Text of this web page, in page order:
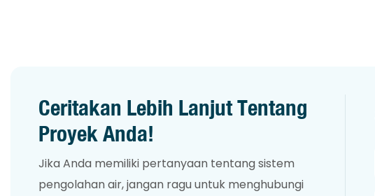
Ceritakan Lebih Lanjut Tentang
Proyek Anda!
Jika Anda memiliki pertanyaan tentang sistem
pengolahan air, jangan ragu untuk menghubungi